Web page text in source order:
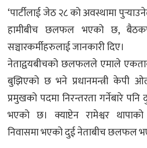
‘पार्टीलाई जेठ २८ को अवस्थामा
हामीबीच छलफल भएको छ,
सञ्चारकर्मीहरुलाई जानकारी दिए।
नेताद्वयबीचको छलफलले एमाले
बुझिएको छ भने प्रधानमन्त्री केपी
प्रमुखको पदमा निरन्तरता गर्नेबारे
भएको छ। क्याप्टेन रामेश्वर
निवासमा भएको दुई नेताबीच छलफल